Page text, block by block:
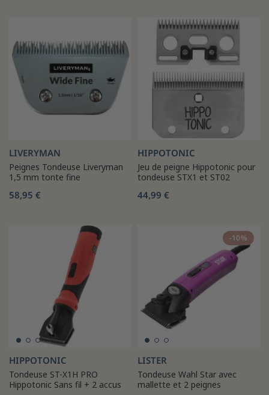
LIVERYMAN
Peignes Tondeuse Liveryman
1,5 mm tonte fine
58,95 €
HIPPOTONIC
Jeu de peigne Hippotonic pour
tondeuse STX1 et ST02
44,99 €
HIPPOTONIC
Tondeuse ST-X1H PRO
Hippotonic Sans fil + 2 accus
-10%
LISTER
Tondeuse Wahl Star avec
mallette et 2 peignes